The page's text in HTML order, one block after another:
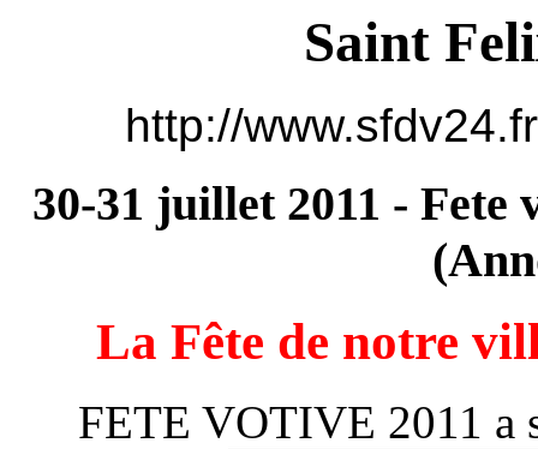
Saint
http://
30-31 juillet 2011 -
La Fête de notre
FETE VOTIVE 2011